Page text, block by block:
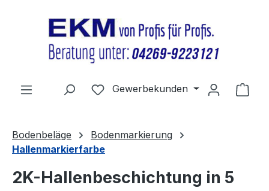
Du hast 0 Produkte auf dem
Gewerbekunden
Bodenbeläge
Bodenmarkierung
Hallenmarkierfarbe
2K-Hallenbeschichtung in 5